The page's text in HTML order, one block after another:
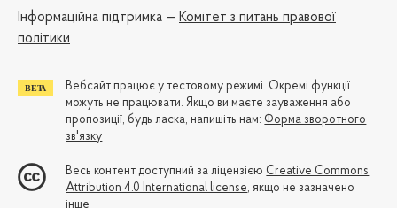
Iнформаційна підтримка — Комітет з питань правової
політики
Вебсайт працює у тестовому режимі. Окремі функції
можуть не працювати. Якщо ви маєте зауваження або
пропозиції, будь ласка, напишіть нам: Форма зворотного
зв'язку
Весь контент доступний за ліцензією Creative Commons
Attribution 4.0 International license, якщо не зазначено
інше